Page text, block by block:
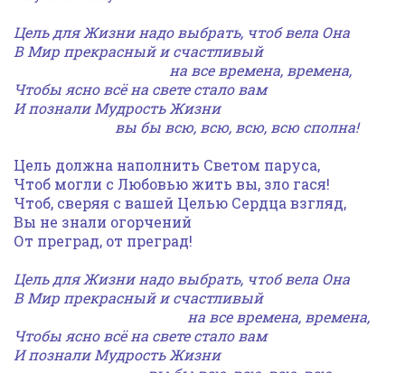
Цель для Жизни надо выбрать, чтоб вела Она
В Мир прекрасный и счастливый
на все времена, времена,
Чтобы ясно всё на свете стало вам
И познали Мудрость Жизни
вы бы всю, всю, всю, всю сполна!
Цель должна наполнить Светом паруса,
Чтоб могли с Любовью жить вы, зло гася!
Чтоб, сверяя с вашей Целью Сердца взгляд,
Вы не знали огорчений
От преград, от преград!
Цель для Жизни надо выбрать, чтоб вела Она
В Мир прекрасный и счастливый
на все времена, времена,
Чтобы ясно всё на свете стало вам
И познали Мудрость Жизни